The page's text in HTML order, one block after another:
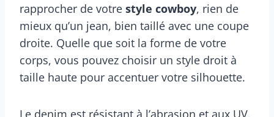
rapprocher de votre style cowboy, rien de
mieux qu’un jean, bien taillé avec une coupe
droite. Quelle que soit la forme de votre
corps, vous pouvez choisir un style droit à
taille haute pour accentuer votre silhouette.